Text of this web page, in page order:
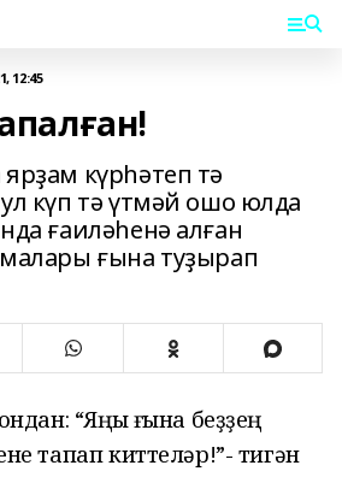
12:45
күрһәтеп тә
күп тә үтмәй ошо юлда
ғаиләһенә алған
ғына туҙырап
“Яңы ғына беҙҙең
тапап киттеләр!”- тигән